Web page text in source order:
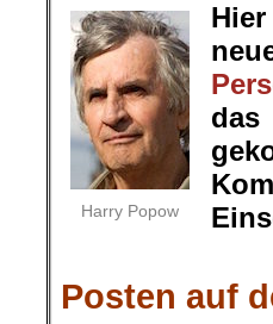
Harry Popow
das
Posten auf